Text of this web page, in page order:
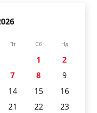
Пт Сб Нд
1
2
7 8
9
14 15
16
21 22
23